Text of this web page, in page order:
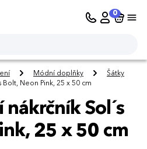
0
Módní doplňky
Šátky
Bolt, Neon Pink, 25 x 50 cm
Sol´s
25 x 50 cm